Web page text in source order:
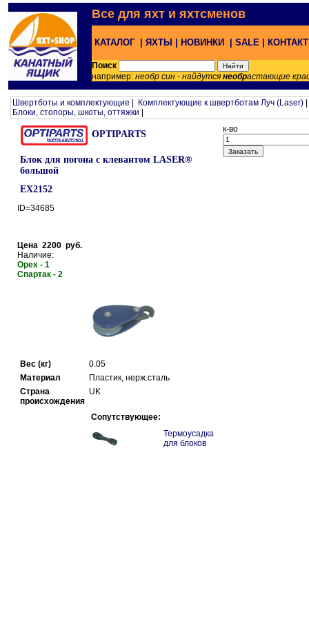
Все для яхт и яхтсменов
КАТАЛОГ | ЯХТЫ | НОВИНКИ | SALE |
Поиск
например: необр син - найдутся необрастающие
Швертботы и комплектующие Комплектующие к швертботам Луч (Laser)
Блоки, стопоры, шкоты, оттяжки
OPTIPARTS
Блок для погона с клевантом LASER®
большой
EX2152
ID=34685
Цена 2200 руб.
Наличие:
Орех - 1
Спартак - 2
к-во
Вес (кг)
0.05
Материал
Пластик, нерж.сталь
Страна
происхождения
UK
Сопутствующее:
Термоусадка
для блоков